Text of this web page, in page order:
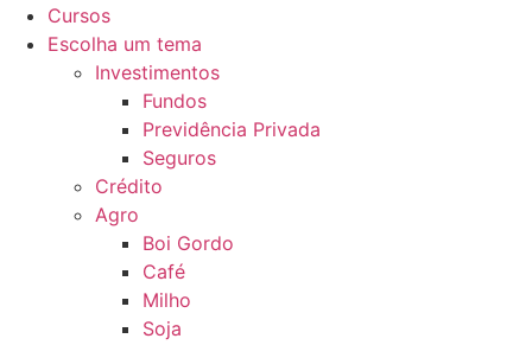
Cursos
Escolha um tema
Investimentos
Fundos
Previdência Privada
Seguros
Crédito
Agro
Boi Gordo
Café
Milho
Soja